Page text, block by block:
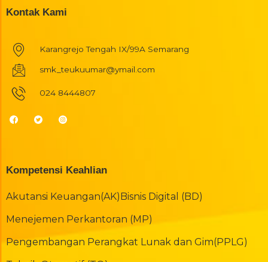
Kontak Kami
Karangrejo Tengah IX/99A Semarang
smk_teukuumar@ymail.com
024 8444807
Kompetensi Keahlian
Akutansi Keuangan(AK)Bisnis Digital (BD)
Menejemen Perkantoran (MP)
Pengembangan Perangkat Lunak dan Gim(PPLG)